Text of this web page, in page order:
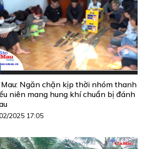
Mau: Ngăn chặn kịp thời nhóm thanh
niên mang hung khí chuẩn bị đánh
2025 17:05